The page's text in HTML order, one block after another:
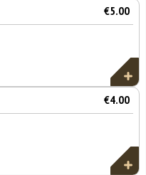
€5.00
€4.00